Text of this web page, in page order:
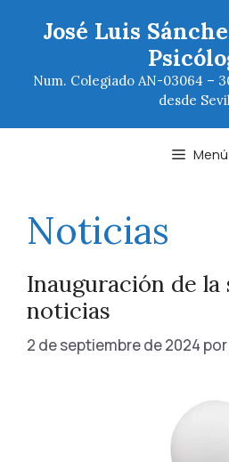
José Luis
Num. Colegiado AN-03064 –
desde
Menú
Noticias
Inauguración de la
noticias
2 de septiembre de 2024 por